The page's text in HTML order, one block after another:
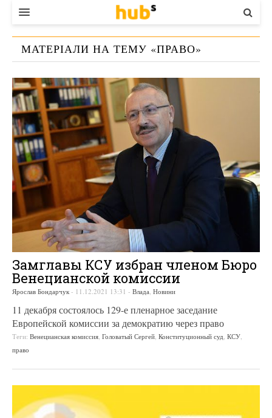
ВЛАДА
ЕКОНОМІКА
БІЗНЕС
СТАРТЕР
КОНТАКТИ
МАТЕРІАЛИ НА ТЕМУ «ПРАВО»
Замглавы КСУ избран членом Бюро
Венецианской комиссии
Ярослав Бондарчук - 11.12.2021 13:31 - Влада Новини
11 декабря состоялось 129-е пленарное заседание
Европейской комиссии за демократию через право
Теги: Венецианская комиссия Головатый Сергей Конституционный суд КСУ
право